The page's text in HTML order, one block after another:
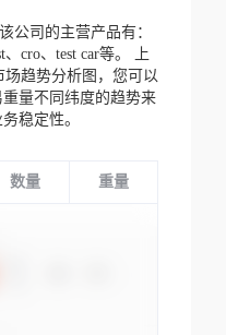
该公司的主营产品有：
cro、test car等。
上
场趋势分析图，您可以
量不同纬度的趋势来
稳定性。
数量 重量